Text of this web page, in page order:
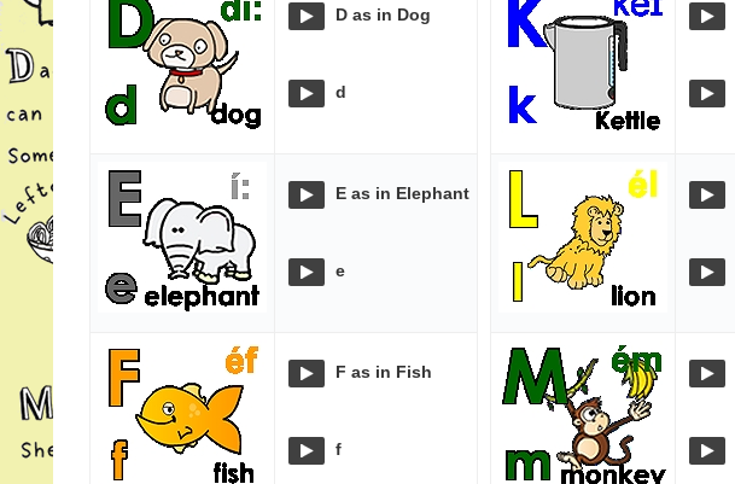
D as in Dog
d
E as in Elephant
e
F as in Fish
f